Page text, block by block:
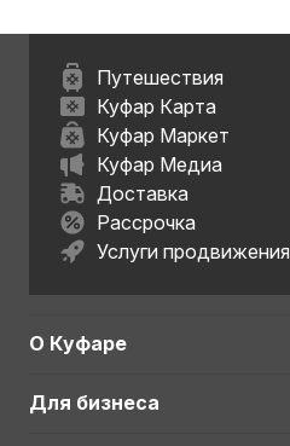
Путешествия
Куфар Карта
Куфар Маркет
Куфар Медиа
Доставка
Рассрочка
Услуги продвижения
О Куфаре
Для бизнеса